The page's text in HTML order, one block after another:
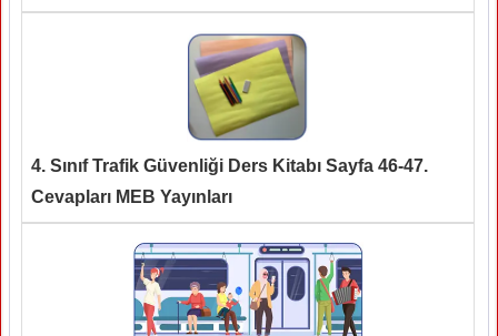
4. Sınıf Trafik Güvenliği Ders Kitabı Sayfa 46-47.
Cevapları MEB Yayınları